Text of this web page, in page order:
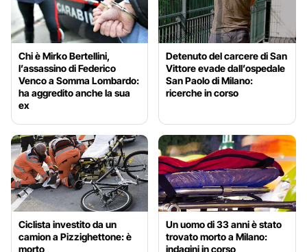
Chi è Mirko Bertellini,
l’assassino di Federico
Venco a Somma Lombardo:
ha aggredito anche la sua
ex
Detenuto del carcere di San
Vittore evade dall’ospedale
San Paolo di Milano:
ricerche in corso
Ciclista investito da un
camion a Pizzighettone: è
morto
Un uomo di 33 anni è stato
trovato morto a Milano:
indagini in corso